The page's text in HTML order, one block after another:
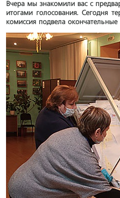
Вчера мы знакомили вас с
итогами голосования. Сегодня
комиссия подвела окончательные